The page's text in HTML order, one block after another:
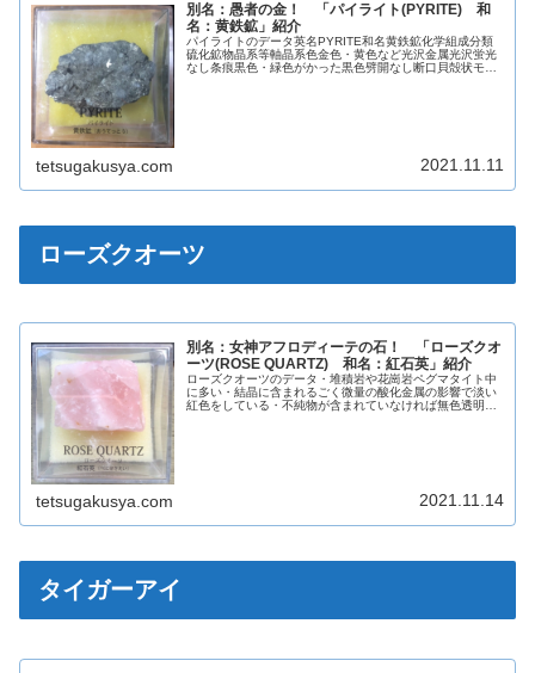
別名：愚者の金！ 「パイライト(PYRITE) 和
名：黄鉄鉱」紹介
パイライトのデータ英名PYRITE和名黄鉄鉱化学組成分類
硫化鉱物晶系等軸晶系色金色・黄色など光沢金属光沢蛍光
なし条痕黒色・緑色がかった黒色劈開なし断口貝殻状モー
tetsugakusya.com 2021.11.11
ローズクオーツ
別名：女神アフロディーテの石！ 「ローズクオ
ーツ(ROSE QUARTZ) 和名：紅石英」紹介
ローズクオーツのデータ・堆積岩や花崗岩ペグマタイト中
に多い・結晶に含まれるごく微量の酸化金属の影響で淡い
紅色をしている・不純物が含まれていなければ無色透明の
tetsugakusya.com 2021.11.14
タイガーアイ